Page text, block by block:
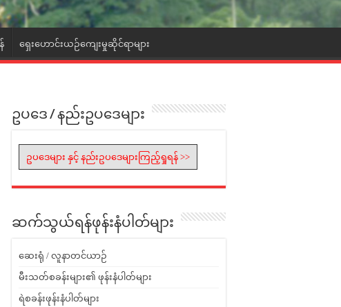
ရှေးဟောင်းယဉ်ကျေးမှုဆိုင်ရာများ
ဥပဒေ / နည်းဥပဒေများ
ဥပဒေများ နှင့် နည်းဥပဒေများကြည့်ရှုရန် >>
ဆက်သွယ်ရန်ဖုန်းနံပါတ်များ
ဆေးရုံ / လူနာတင်ယာဉ်
မီးသတ်စခန်းများ၏ ဖုန်းနံပါတ်များ
ရဲစခန်းဖုန်းနံပါတ်များ